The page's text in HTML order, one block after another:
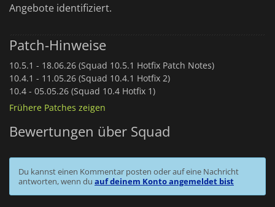
Angebote identifiziert.
Patch-Hinweise
10.5.1 - 18.06.26 (Squad 10.5.1 Hotfix Patch Notes)
10.4.1 - 11.05.26 (Squad 10.4.1 Hotfix 2)
10.4 - 05.05.26 (Squad 10.4 Hotfix 1)
Frühere Patches zeigen
Bewertungen über Squad
Du kannst einen Kommentar posten oder auf eine Nachricht
antworten, wenn du auf deinem Konto angemeldet bist